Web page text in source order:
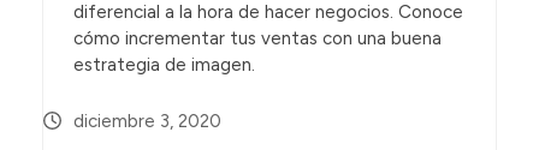
diferencial a la hora de hacer negocios. Conoce
cómo incrementar tus ventas con una buena
estrategia de imagen.
diciembre 3, 2020